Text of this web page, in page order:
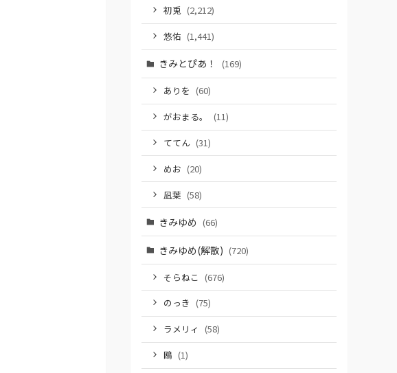
初兎 (2,212)
悠佑 (1,441)
きみとぴあ！ (169)
ありを (60)
がおまる。
(11)
ててん (31)
めお (20)
凪葉 (58)
きみゆめ (66)
きみゆめ(解散) (720)
そらねこ (676)
のっき (75)
ラメリィ (58)
鴎 (1)